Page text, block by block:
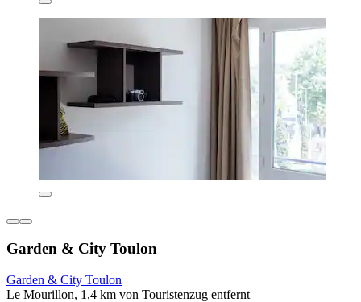
Garden & City Toulon
Garden & City Toulon
Le Mourillon, 1,4 km von Touristenzug entfernt